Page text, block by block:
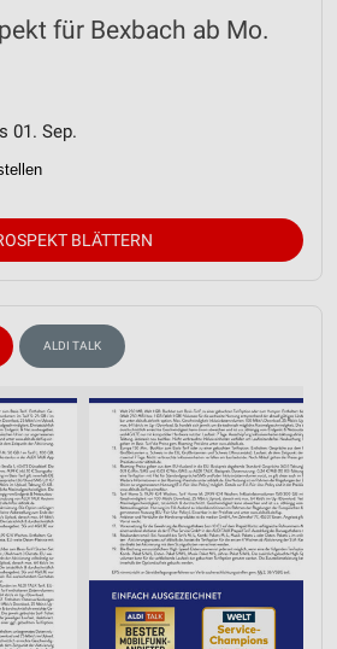
für Bexbach ab Mo.
01. Sep.
BLÄTTERN
ALDI TALK